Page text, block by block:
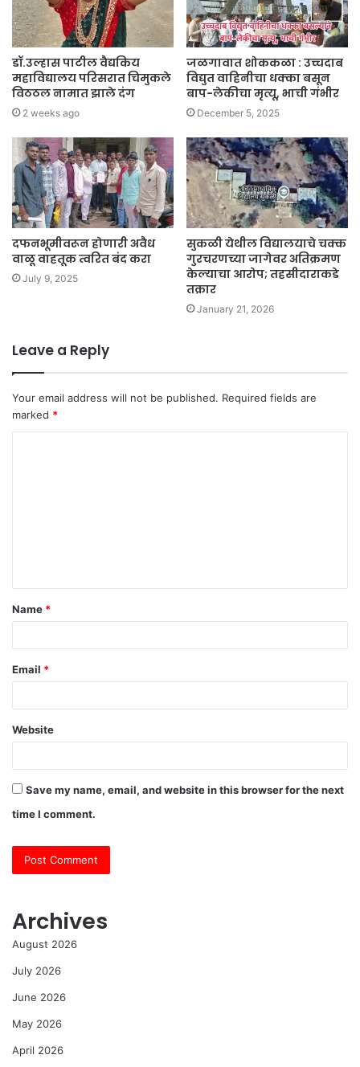
डॉ.उल्हास पाटील वैद्यकिय
महाविद्यालय परिसरात चिमुकले
विठठल नामात झाले दंग
2 weeks ago
जळगावात शोककळा : उच्चदाब
विद्युत वाहिनीचा धक्का बसून
बाप-लेकीचा मृत्यू, भाची गंभीर
December 5, 2025
दफनभूमीवरून होणारी अवैध
वाळू वाहतूक त्वरित बंद करा
July 9, 2025
सुकळी येथील विद्यालयाचे चक्क
गुरचरणच्या जागेवर अतिक्रमण
केल्याचा आरोप; तहसीदाराकडे
तक्रार
January 21, 2026
Leave a Reply
Your email address will not be published. Required fields are
marked *
t
*
Name *
Email *
Website
Save my name, email, and website in this browser for the next
time I comment.
Archives
August 2026
July 2026
June 2026
May 2026
April 2026